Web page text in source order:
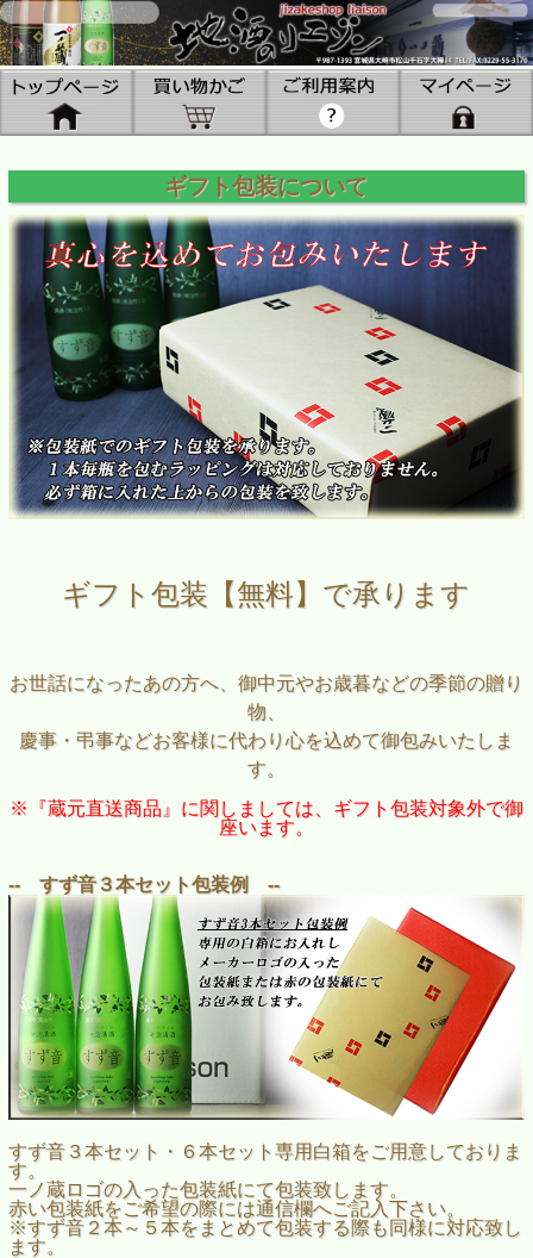
ギフト包装について
ギフト包装【無料】で承ります
お世話になったあの方へ、御中元やお歳暮などの季節の贈り
物、
慶事・弔事などお客様に代わり心を込めて御包みいたしま
す。
※『蔵元直送商品』に関しましては、ギフト包装対象外で御
座います。
-- すず音３本セット包装例 --
すず音３本セット・６本セット専用白箱をご用意しておりま
す。
一ノ蔵ロゴの入った包装紙にて包装致します。
赤い包装紙をご希望の際には通信欄へご記入下さい。
※すず音２本～５本をまとめて包装する際も同様に対応致し
ます。